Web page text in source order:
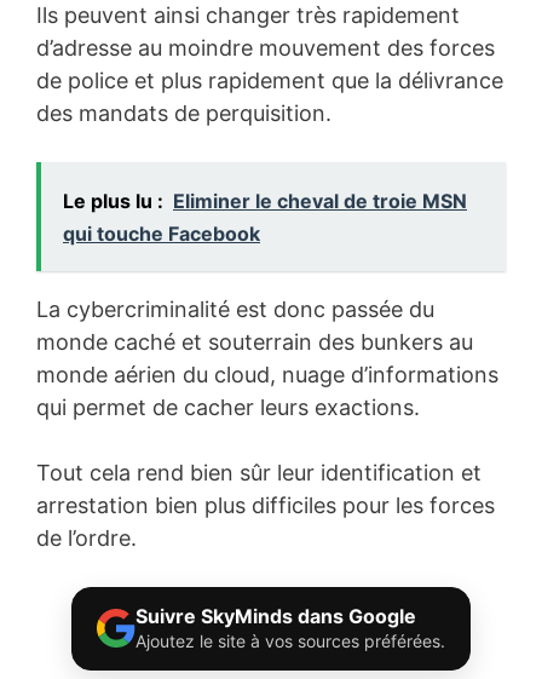
Ils peuvent ainsi changer très rapidement
d’adresse au moindre mouvement des forces
de police et plus rapidement que la délivrance
des mandats de perquisition.
Le plus lu : Eliminer le cheval de troie MSN
qui touche Facebook
La cybercriminalité est donc passée du
monde caché et souterrain des bunkers au
monde aérien du cloud, nuage d’informations
qui permet de cacher leurs exactions.
Tout cela rend bien sûr leur identification et
arrestation bien plus difficiles pour les forces
de l’ordre.
Suivre SkyMinds dans Google
Ajoutez le site à vos sources préférées.